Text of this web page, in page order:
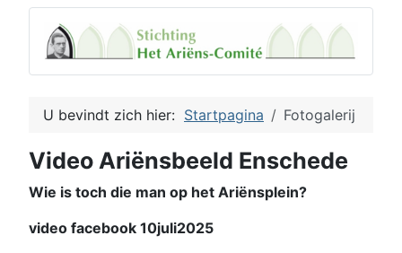
U bevindt zich hier: Startpagina Fotogalerij
Video Ariënsbeeld Enschede
Wie is toch die man op het Ariënsplein?
video facebook 10juli2025